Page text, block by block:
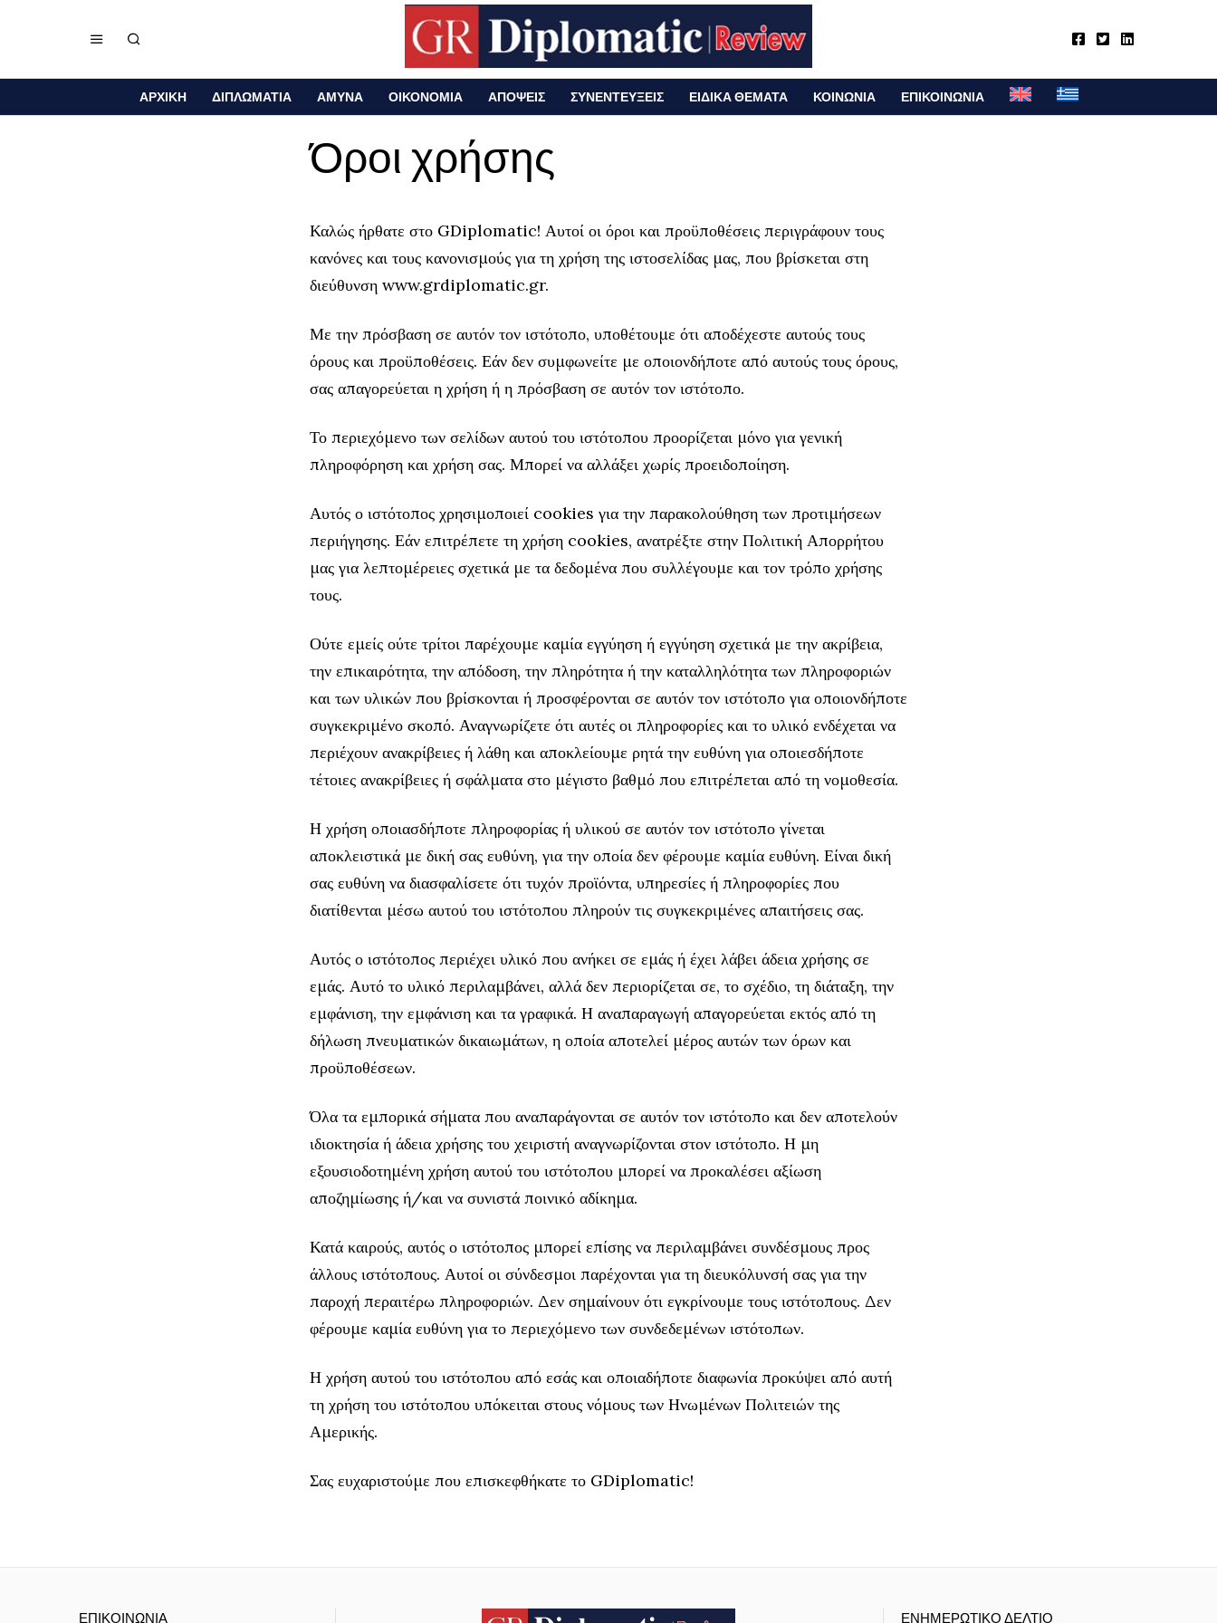
ΑΡΧΙΚΗ ΔΙΠΛΩΜΑΤΙΑ ΑΜΥΝΑ ΟΙΚΟΝΟΜΙΑ ΑΠΟΨΕΙΣ ΣΥΝΕΝΤΕΥΞΕΙΣ ΕΙΔΙΚΑ ΘΕΜΑΤΑ ΚΟΙΝΩΝΙΑ ΕΠΙΚΟΙΝΩΝΙΑ
Όροι χρήσης
Καλώς ήρθατε στο GDiplomatic! Αυτοί οι όροι και προϋποθέσεις περιγράφουν τους
κανόνες και τους κανονισμούς για τη χρήση της ιστοσελίδας μας, που βρίσκεται στη
διεύθυνση www.grdiplomatic.gr.
Με την πρόσβαση σε αυτόν τον ιστότοπο, υποθέτουμε ότι αποδέχεστε αυτούς τους
όρους και προϋποθέσεις. Εάν δεν συμφωνείτε με οποιονδήποτε από αυτούς τους όρους,
σας απαγορεύεται η χρήση ή η πρόσβαση σε αυτόν τον ιστότοπο.
Το περιεχόμενο των σελίδων αυτού του ιστότοπου προορίζεται μόνο για γενική
πληροφόρηση και χρήση σας. Μπορεί να αλλάξει χωρίς προειδοποίηση.
Αυτός ο ιστότοπος χρησιμοποιεί cookies για την παρακολούθηση των προτιμήσεων
περιήγησης. Εάν επιτρέπετε τη χρήση cookies, ανατρέξτε στην Πολιτική Απορρήτου
μας για λεπτομέρειες σχετικά με τα δεδομένα που συλλέγουμε και τον τρόπο χρήσης
τους.
Ούτε εμείς ούτε τρίτοι παρέχουμε καμία εγγύηση ή εγγύηση σχετικά με την ακρίβεια,
την επικαιρότητα, την απόδοση, την πληρότητα ή την καταλληλότητα των πληροφοριών
και των υλικών που βρίσκονται ή προσφέρονται σε αυτόν τον ιστότοπο για οποιονδήποτε
συγκεκριμένο σκοπό. Αναγνωρίζετε ότι αυτές οι πληροφορίες και το υλικό ενδέχεται να
περιέχουν ανακρίβειες ή λάθη και αποκλείουμε ρητά την ευθύνη για οποιεσδήποτε
τέτοιες ανακρίβειες ή σφάλματα στο μέγιστο βαθμό που επιτρέπεται από τη νομοθεσία.
Η χρήση οποιασδήποτε πληροφορίας ή υλικού σε αυτόν τον ιστότοπο γίνεται
αποκλειστικά με δική σας ευθύνη, για την οποία δεν φέρουμε καμία ευθύνη. Είναι δική
σας ευθύνη να διασφαλίσετε ότι τυχόν προϊόντα, υπηρεσίες ή πληροφορίες που
διατίθενται μέσω αυτού του ιστότοπου πληρούν τις συγκεκριμένες απαιτήσεις σας.
Αυτός ο ιστότοπος περιέχει υλικό που ανήκει σε εμάς ή έχει λάβει άδεια χρήσης σε
εμάς. Αυτό το υλικό περιλαμβάνει, αλλά δεν περιορίζεται σε, το σχέδιο, τη διάταξη, την
εμφάνιση, την εμφάνιση και τα γραφικά. Η αναπαραγωγή απαγορεύεται εκτός από τη
δήλωση πνευματικών δικαιωμάτων, η οποία αποτελεί μέρος αυτών των όρων και
προϋποθέσεων.
Όλα τα εμπορικά σήματα που αναπαράγονται σε αυτόν τον ιστότοπο και δεν αποτελούν
ιδιοκτησία ή άδεια χρήσης του χειριστή αναγνωρίζονται στον ιστότοπο. Η μη
εξουσιοδοτημένη χρήση αυτού του ιστότοπου μπορεί να προκαλέσει αξίωση
αποζημίωσης ή/και να συνιστά ποινικό αδίκημα.
Κατά καιρούς, αυτός ο ιστότοπος μπορεί επίσης να περιλαμβάνει συνδέσμους προς
άλλους ιστότοπους. Αυτοί οι σύνδεσμοι παρέχονται για τη διευκόλυνσή σας για την
παροχή περαιτέρω πληροφοριών. Δεν σημαίνουν ότι εγκρίνουμε τους ιστότοπους. Δεν
φέρουμε καμία ευθύνη για το περιεχόμενο των συνδεδεμένων ιστότοπων.
Η χρήση αυτού του ιστότοπου από εσάς και οποιαδήποτε διαφωνία προκύψει από αυτή
τη χρήση του ιστότοπου υπόκειται στους νόμους των Ηνωμένων Πολιτειών της
Αμερικής.
Σας ευχαριστούμε που επισκεφθήκατε το GDiplomatic!
ΕΠΙΚΟΙΝΩΝΙΑ ΕΝΗΜΕΡΩΤΙΚΟ ΔΕΛΤΙΟ